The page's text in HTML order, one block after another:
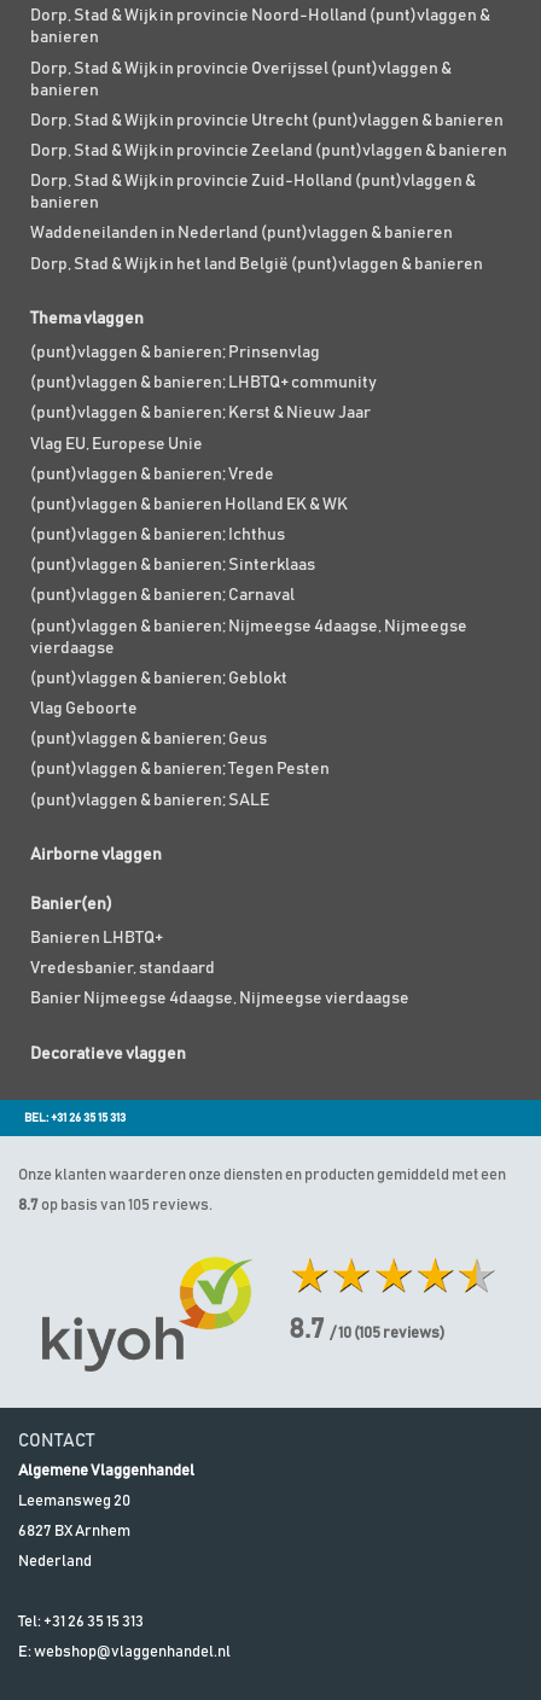
Dorp, Stad & Wijk in provincie Noord-Holland (punt)vlaggen &
banieren
Dorp, Stad & Wijk in provincie Overijssel (punt)vlaggen &
banieren
Dorp, Stad & Wijk in provincie Utrecht (punt)vlaggen & banieren
Dorp, Stad & Wijk in provincie Zeeland (punt)vlaggen & banieren
Dorp, Stad & Wijk in provincie Zuid-Holland (punt)vlaggen &
banieren
Waddeneilanden in Nederland (punt)vlaggen & banieren
Dorp, Stad & Wijk in het land België (punt)vlaggen & banieren
Thema vlaggen
(punt)vlaggen & banieren; Prinsenvlag
(punt)vlaggen & banieren; LHBTQ+ community
(punt)vlaggen & banieren; Kerst & Nieuw Jaar
Vlag EU, Europese Unie
(punt)vlaggen & banieren; Vrede
(punt)vlaggen & banieren Holland EK & WK
(punt)vlaggen & banieren; Ichthus
(punt)vlaggen & banieren; Sinterklaas
(punt)vlaggen & banieren; Carnaval
(punt)vlaggen & banieren; Nijmeegse 4daagse, Nijmeegse
vierdaagse
(punt)vlaggen & banieren; Geblokt
Vlag Geboorte
(punt)vlaggen & banieren; Geus
(punt)vlaggen & banieren; Tegen Pesten
(punt)vlaggen & banieren; SALE
Airborne vlaggen
Banier(en)
Banieren LHBTQ+
Vredesbanier, standaard
Banier Nijmeegse 4daagse, Nijmeegse vierdaagse
Decoratieve vlaggen
BEL: +31 26 35 15 313
Onze klanten waarderen onze diensten en producten gemiddeld met een
8.7 op basis van 105 reviews.
8.7 / 10 (105 reviews)
CONTACT
Algemene Vlaggenhandel
Leemansweg 20
6827 BXArnhem
Nederland
Tel: +31 26 35 15 313
E:webshop@vlaggenhandel.nl